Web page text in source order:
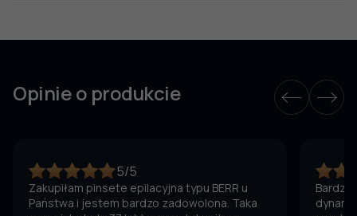
Opinie o produkcie
5/5
Zakupiłam pinsete epilacyjna typu BERR u
Państwa i jestem bardzo zadowolona. Taka
Bardzo